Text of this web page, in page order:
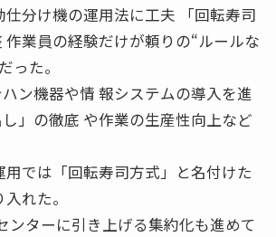
分け機の運用法に工夫 「回転寿司
業員の経験だけが頼りの“ルールな
った。
ン機器や情 報システムの導入を進
」の徹底 や作業の生産性向上など
用では「回転寿司方式」と名付けた
れた。
センターに引き上げる集約化も進めて